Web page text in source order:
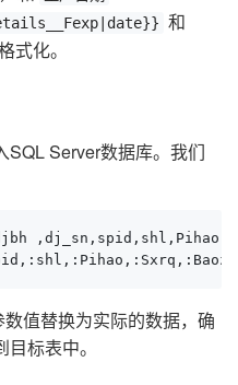
和
式化。
SQL Server数据库。我们
(djbh
值替换为实际的数据，确
标表中。